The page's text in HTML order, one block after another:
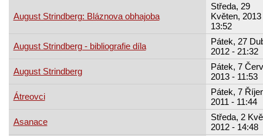
August Strindberg: Bláznova obhajoba
Středa, 29
Květen, 2013
13:52
August Strindberg - bibliografie díla
Pátek, 27
2012 - 21:32
August Strindberg
Pátek, 7
2013 - 11:53
Átreovci
Pátek, 7
2011 - 11:44
Asanace
Středa, 2
2012 - 14:48